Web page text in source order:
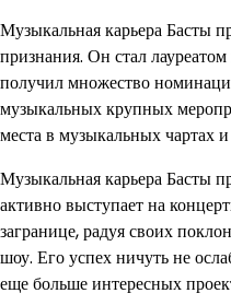
Музыкальная карьера Басты
признания. Он стал
получил множество
музыкальных крупных
места в музыкальных чартах
Музыкальная карьера Басты
активно выступает на
загранице, радуя своих
шоу. Его успех ничуть не
еще больше интересных